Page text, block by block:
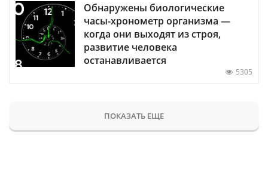
Обнаружены биологические
часы-хронометр организма —
когда они выходят из строя,
развитие человека
останавливается
5305
ПОКАЗАТЬ ЕЩЕ